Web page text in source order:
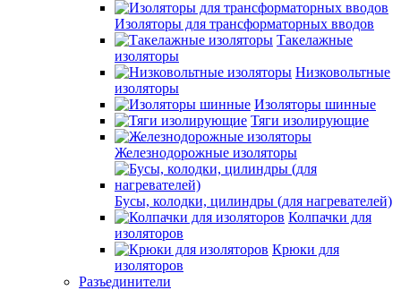
Изоляторы для трансформаторных вводов
Такелажные
изоляторы
Низковольтные
изоляторы
Изоляторы шинные
Тяги изолирующие
Железнодорожные изоляторы
Бусы, колодки, цилиндры (для нагревателей)
Колпачки для
изоляторов
Крюки для
изоляторов
Разъединители